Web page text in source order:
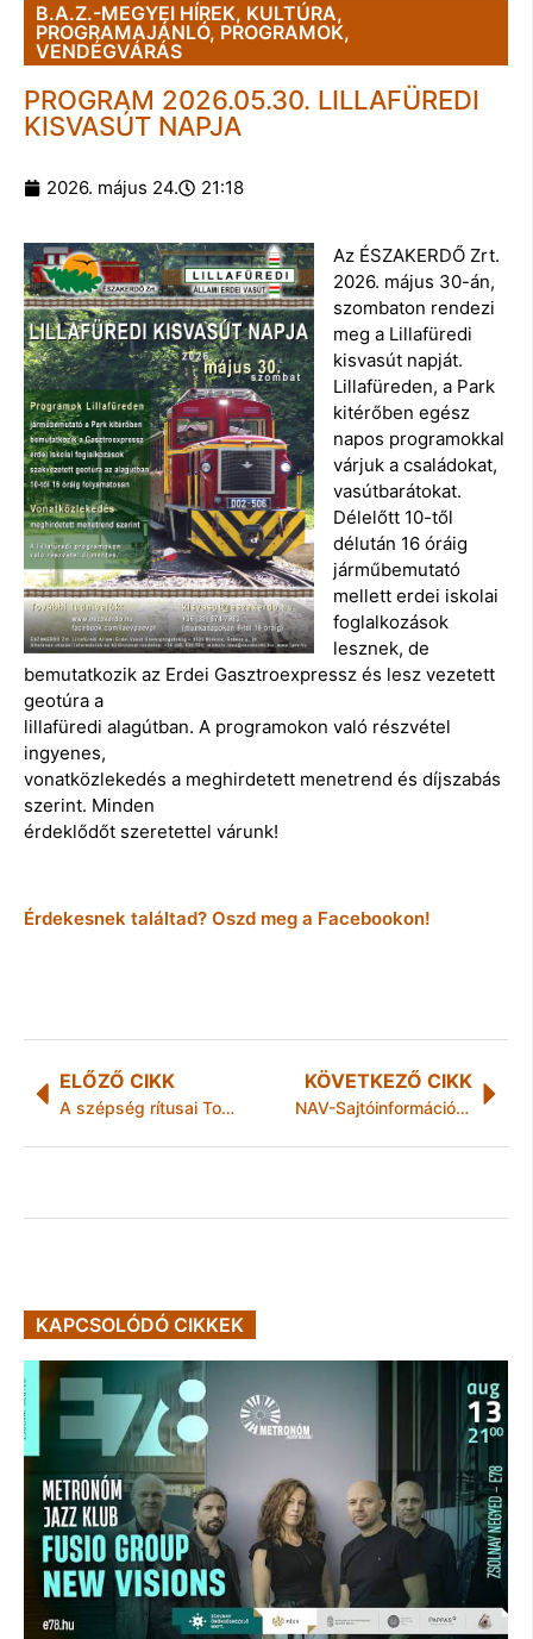
B.A.Z.-MEGYEI HÍREK, KULTÚRA,
PROGRAMAJÁNLÓ, PROGRAMOK,
VENDÉGVÁRÁS
PROGRAM 2026.05.30. LILLAFÜREDI
KISVASÚT NAPJA
2026. május 24. 21:18
Az ÉSZAKERDŐ Zrt.
2026. május 30-án,
szombaton rendezi
meg a Lillafüredi
kisvasút napját.
Lillafüreden, a Park
kitérőben egész
napos programokkal
várjuk a családokat,
vasútbarátokat.
Délelőtt 10-től
délután 16 óráig
járműbemutató
mellett erdei iskolai
foglalkozások
lesznek, de
bemutatkozik az Erdei Gasztroexpressz és lesz vezetett
geotúra a
lillafüredi alagútban. A programokon való részvétel
ingyenes,
vonatközlekedés a meghirdetett menetrend és díjszabás
szerint. Minden
érdeklődőt szeretettel várunk!
Érdekesnek találtad? Oszd meg a Facebookon!
ELŐZŐ CIKK
A szépség rítusai Tolldísz és testfestés Amazóniában Fotókiállítás a Néprajzi Múzeumban
KÖVETKEZŐ CIKK
NAV-Sajtóinformáció-Nem minden az, aminek látszik!
KAPCSOLÓDÓ CIKKEK